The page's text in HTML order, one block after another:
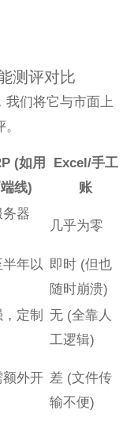
测评对比
我们将它与市面上
(如用
线)
Excel/手工
账
器
几乎为零
年以 即时 (但也
随时崩溃)
定制
无 (全靠人
工逻辑)
外开 差 (文件传
输不便)